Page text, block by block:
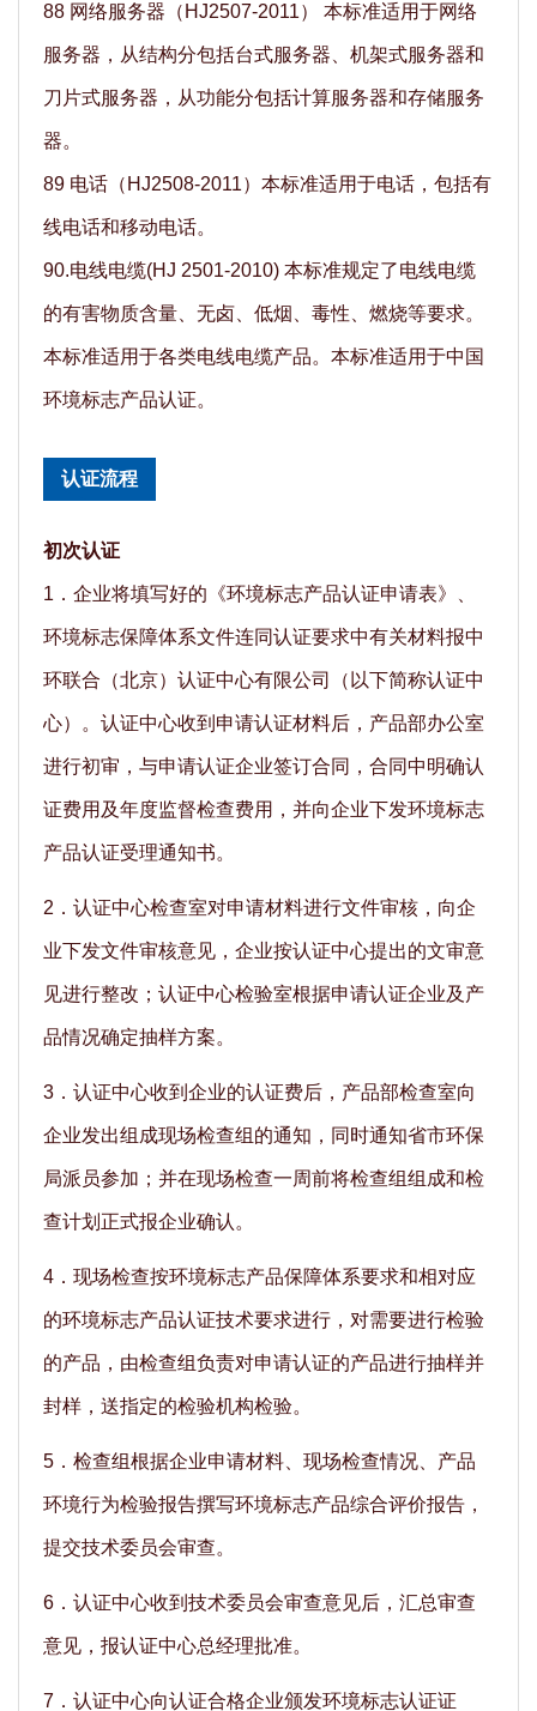
88 网络服务器（HJ2507-2011） 本标准适用于网络
服务器，从结构分包括台式服务器、机架式服务器和
刀片式服务器，从功能分包括计算服务器和存储服务
器。
89 电话（HJ2508-2011）本标准适用于电话，包括有
线电话和移动电话。
90.电线电缆(HJ 2501-2010) 本标准规定了电线电缆
的有害物质含量、无卤、低烟、毒性、燃烧等要求。
本标准适用于各类电线电缆产品。本标准适用于中国
环境标志产品认证。
认证流程
初次认证
1．企业将填写好的《环境标志产品认证申请表》、
环境标志保障体系文件连同认证要求中有关材料报中
环联合（北京）认证中心有限公司（以下简称认证中
心）。认证中心收到申请认证材料后，产品部办公室
进行初审，与申请认证企业签订合同，合同中明确认
证费用及年度监督检查费用，并向企业下发环境标志
产品认证受理通知书。
2．认证中心检查室对申请材料进行文件审核，向企
业下发文件审核意见，企业按认证中心提出的文审意
见进行整改；认证中心检验室根据申请认证企业及产
品情况确定抽样方案。
3．认证中心收到企业的认证费后，产品部检查室向
企业发出组成现场检查组的通知，同时通知省市环保
局派员参加；并在现场检查一周前将检查组组成和检
查计划正式报企业确认。
4．现场检查按环境标志产品保障体系要求和相对应
的环境标志产品认证技术要求进行，对需要进行检验
的产品，由检查组负责对申请认证的产品进行抽样并
封样，送指定的检验机构检验。
5．检查组根据企业申请材料、现场检查情况、产品
环境行为检验报告撰写环境标志产品综合评价报告，
提交技术委员会审查。
6．认证中心收到技术委员会审查意见后，汇总审查
意见，报认证中心总经理批准。
7．认证中心向认证合格企业颁发环境标志认证证